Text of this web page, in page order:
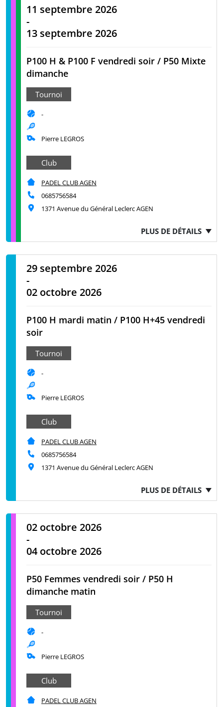
11 septembre 2026
-
13 septembre 2026
P100 H & P100 F vendredi soir / P50 Mixte
dimanche
Tournoi
-
Pierre LEGROS
Club
PADEL CLUB AGEN
0685756584
1371 Avenue du Général Leclerc AGEN
PLUS DE DÉTAILS
29 septembre 2026
-
02 octobre 2026
P100 H mardi matin / P100 H+45 vendredi
soir
Tournoi
-
Pierre LEGROS
Club
PADEL CLUB AGEN
0685756584
1371 Avenue du Général Leclerc AGEN
PLUS DE DÉTAILS
02 octobre 2026
-
04 octobre 2026
P50 Femmes vendredi soir / P50 H
dimanche matin
Tournoi
-
Pierre LEGROS
Club
PADEL CLUB AGEN